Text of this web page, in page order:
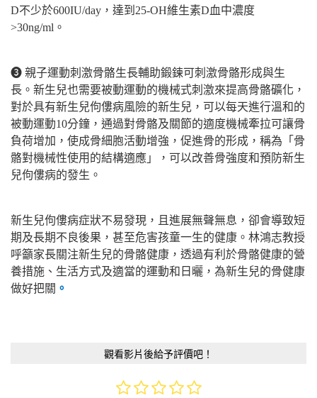
D不少於600IU/day，達到25-OH維生素D血中濃度
>30ng/ml。
❸ 親子運動刺激骨骼生長輔助鍛鍊可刺激骨骼形成與生
長。新生兒也需要被動運動的機械式刺激來提高骨骼礦化，
對於具有新生兒佝僂病風險的新生兒，可以每天進行溫和的
被動運動10分鐘，通過對骨骼及關節的適度機械牽拉可讓骨
負荷增加，使成骨細胞活動增強，促進骨的形成，稱為「骨
骼對機械性使用的結構適應」，可以改善骨強度和預防新生
兒佝僂病的發生。
新生兒佝僂病症狀不易發現，且進展無聲無息，卻會導致短
期及長期不良後果，甚至危害孩童一生的健康。林鴻志教授
呼籲家長關注新生兒的骨骼健康，透過有利於骨骼健康的營
養措施、生活方式及適當的運動和日曬，為新生兒的骨健康
做好把關 。
觀看影片後給予評價吧！